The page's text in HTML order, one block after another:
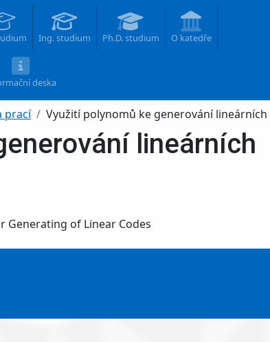
Ing. studium Ph.D. studium O katedře
deska
prací Využití polynomů ke generování
lineárních
of Linear Codes